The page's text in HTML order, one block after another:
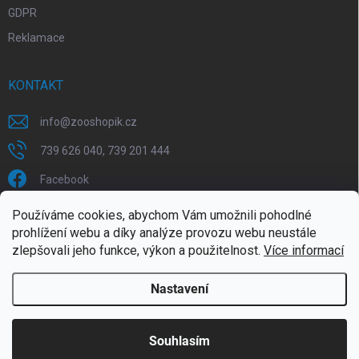
Používáme cookies, abychom Vám umožnili pohodlné
prohlížení webu a díky analýze provozu webu neustále
zlepšovali jeho funkce, výkon a použitelnost. Více informací
Nastavení
Souhlasím
Doprava zdarma od 1799,- (do 30 kg)
GDPR
Reklamace
KONTAKT
info@zooshopik.cz
739 626 040, 739 201 444
Facebook
FACEBOOK
ZOOshopik . Všechna práva vyhrazena.